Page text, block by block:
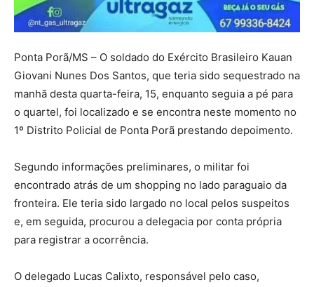
Ponta Porã/MS – O soldado do Exército Brasileiro Kauan
Giovani Nunes Dos Santos, que teria sido sequestrado na
manhã desta quarta-feira, 15, enquanto seguia a pé para
o quartel, foi localizado e se encontra neste momento no
1º Distrito Policial de Ponta Porã prestando depoimento.
Segundo informações preliminares, o militar foi
encontrado atrás de um shopping no lado paraguaio da
fronteira. Ele teria sido largado no local pelos suspeitos
e, em seguida, procurou a delegacia por conta própria
para registrar a ocorrência.
O delegado Lucas Calixto, responsável pelo caso,